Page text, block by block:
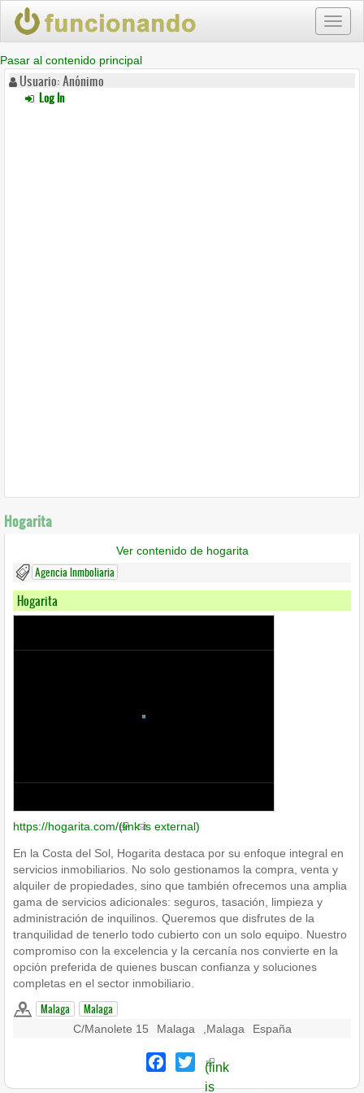
Pasar al contenido principal
Usuario: Anónimo
Log In
Hogarita
Ver contenido de hogarita
Agencia Inmboliaria
Hogarita
https://hogarita.com/(link is external)
En la Costa del Sol, Hogarita destaca por su enfoque integral en
servicios inmobiliarios. No solo gestionamos la compra, venta y
alquiler de propiedades, sino que también ofrecemos una amplia
gama de servicios adicionales: seguros, tasación, limpieza y
administración de inquilinos. Queremos que disfrutes de la
tranquilidad de tenerlo todo cubierto con un solo equipo. Nuestro
compromiso con la excelencia y la cercanía nos convierte en la
opción preferida de quienes buscan confianza y soluciones
completas en el sector inmobiliario.
Malaga Malaga
C/Manolete 15 Malaga Malaga España
Facebook
Twitter
(link
is